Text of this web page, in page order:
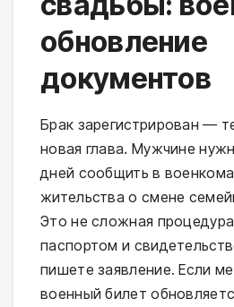
обновление
документов
Брак зарегистрирован —
новая глава. Мужчине
дней сообщить в
жительства о смене
Это не сложная
паспортом и
пишете заявление. Если
военный билет